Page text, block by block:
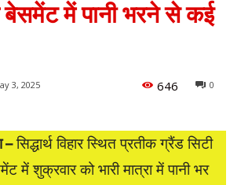
में पानी भरने से कई
3, 2025 0
646
–सिद्धार्थ विहार स्थित प्रतीक ग्रैंड सिटी
में शुक्रवार को भारी मात्रा में पानी भर